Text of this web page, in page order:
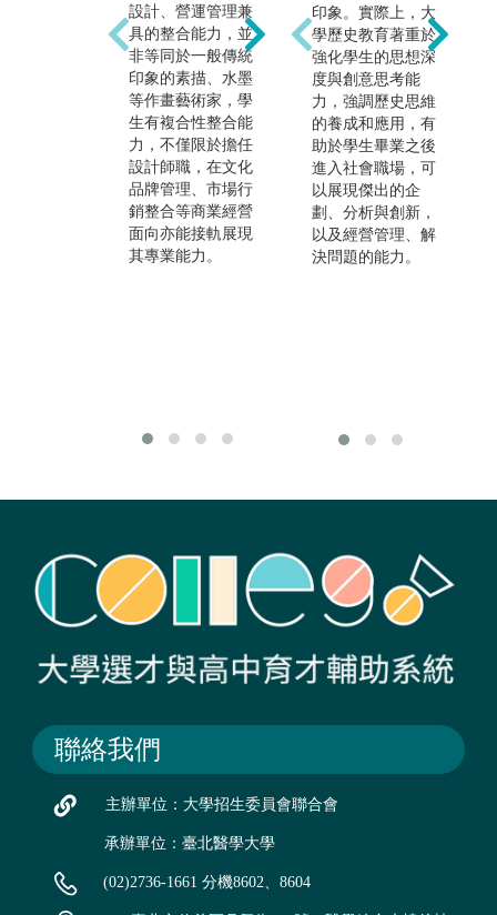
設計、營運管理兼
具的整合能力，並
非等同於一般傳統
印象的素描、水墨
等作畫藝術家，學
生有複合性整合能
力，不僅限於擔任
設計師職，在文化
品牌管理、市場行
銷整合等商業經營
面向亦能接軌展現
其專業能力。
價值，所以學習的
重點是「轉化」並
「創造」，而非只
有一昧地保存。本
學類是從文化資產
學習前人創意，並
以當代創意再創造
「新的文化創意產
品或服務」，運用
在具有高附加價值
的文化創意與文化
觀光產業，延續文
印象。實際上，大
學歷史教育著重於
強化學生的思想深
度與創意思考能
力，強調歷史思維
的養成和應用，有
助於學生畢業之後
進入社會職場，可
以展現傑出的企
劃、分析與創新，
以及經營管理、解
決問題的能力。
聯絡我們
主辦單位：大學招生委員會聯合會
承辦單位：臺北醫學大學
(02)2736-1661 分機8602、8604